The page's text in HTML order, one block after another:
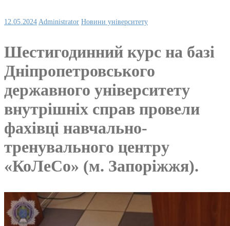
12.05.2024 Administrator Новини університету
Шестигодинний курс на базі
Дніпропетровського
державного університету
внутрішніх справ провели
фахівці навчально-
тренувального центру
«КоЛеСо» (м. Запоріжжя).